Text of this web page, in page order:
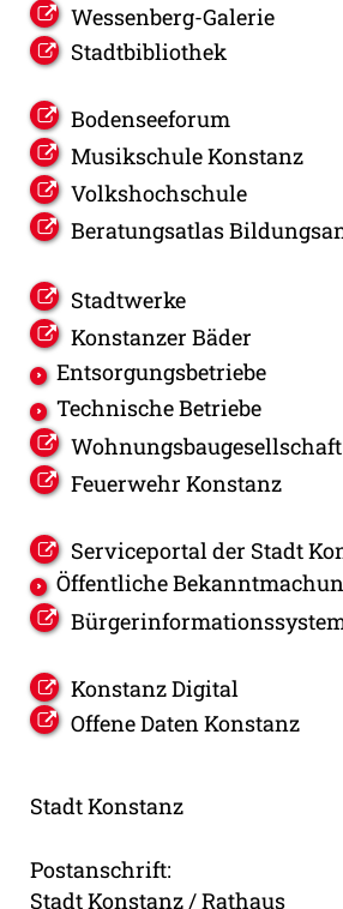
Wessenberg-Galerie
Stadtbibliothek
Bodenseeforum
Musikschule Konstanz
Volkshochschule
Beratungsatlas
Stadtwerke
Konstanzer Bäder
Entsorgungsbetriebe
Technische Betriebe
Feuerwehr Konstanz
Serviceportal der Stadt
Öffentliche
Konstanz Digital
Offene Daten Konstanz
Stadt Konstanz
Postanschrift:
Stadt Konstanz / Rathaus